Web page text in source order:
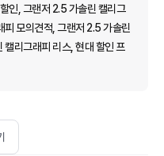
인, 그랜저 2.5 가솔린 캘리그
모의견적, 그랜저 2.5 가솔린
리그래피 리스, 현대 할인 프